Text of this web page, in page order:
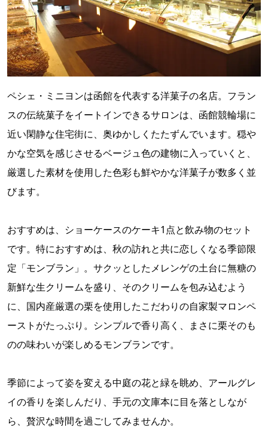
ペシェ・ミニヨンは函館を代表する洋菓子の名店。フラン
スの伝統菓子をイートインできるサロンは、函館競輪場に
近い閑静な住宅街に、奥ゆかしくたたずんでいます。穏や
かな空気を感じさせるベージュ色の建物に入っていくと、
厳選した素材を使用した色彩も鮮やかな洋菓子が数多く並
びます。
おすすめは、ショーケースのケーキ1点と飲み物のセット
です。特におすすめは、秋の訪れと共に恋しくなる季節限
定「モンブラン」。サクッとしたメレンゲの土台に無糖の
新鮮な生クリームを盛り、そのクリームを包み込むよう
に、国内産厳選の栗を使用したこだわりの自家製マロンペ
ーストがたっぷり。シンプルで香り高く、まさに栗そのも
のの味わいが楽しめるモンブランです。
季節によって姿を変える中庭の花と緑を眺め、アールグレ
イの香りを楽しんだり、手元の文庫本に目を落としなが
ら、贅沢な時間を過ごしてみませんか。